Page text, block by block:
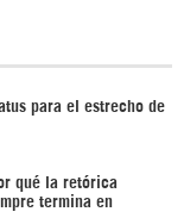
para el estrecho de
qué la retórica
termina en